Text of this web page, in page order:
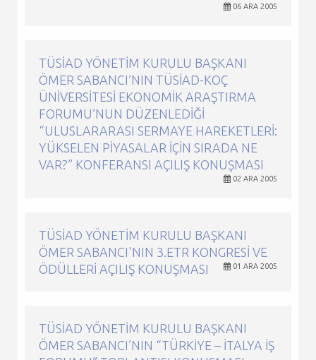
06 ARA 2005
TÜSİAD YÖNETIM KURULU BAŞKANI
ÖMER SABANCI’NIN TÜSİAD-KOÇ
ÜNIVERSITESI EKONOMIK ARAŞTIRMA
FORUMU’NUN DÜZENLEDIĞI
“ULUSLARARASI SERMAYE HAREKETLERI:
YÜKSELEN PIYASALAR İÇIN SIRADA NE
VAR?” KONFERANSI AÇILIŞ KONUŞMASI
02 ARA 2005
TÜSİAD YÖNETIM KURULU BAŞKANI
ÖMER SABANCI'NIN 3.ETR KONGRESI VE
ÖDÜLLERI AÇILIŞ KONUŞMASI
01 ARA 2005
TÜSİAD YÖNETIM KURULU BAŞKANI
ÖMER SABANCI’NIN “TÜRKIYE – İTALYA İŞ